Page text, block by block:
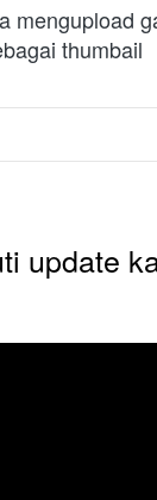
mengupload
thumbail
update